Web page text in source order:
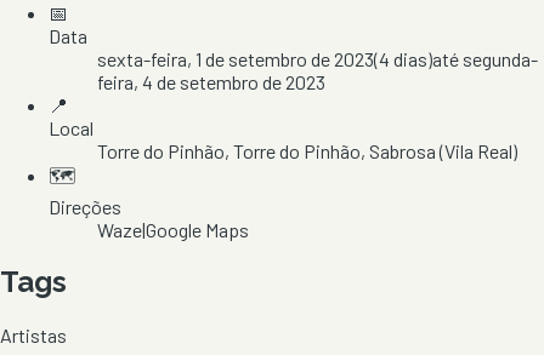
📅
Data
sexta-feira, 1 de setembro de 2023(4 dias)até segunda-
feira, 4 de setembro de 2023
📍
Local
Torre do Pinhão, Torre do Pinhão, Sabrosa(Vila Real)
🗺️
Direções
Waze|Google Maps
Tags
Artistas